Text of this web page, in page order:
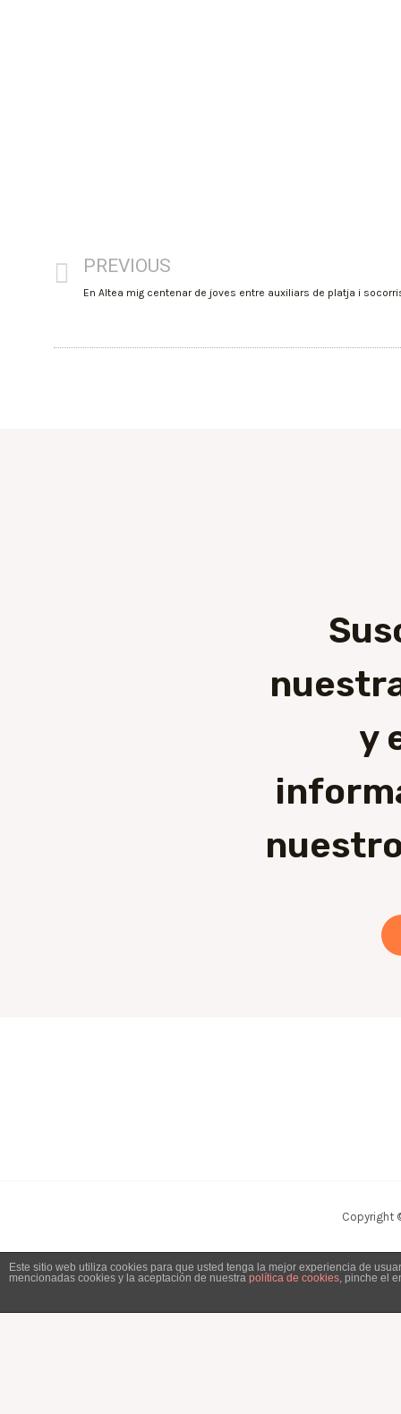
PREVIOUS
y
Copyright
Este sitio web utiliza cookies para que usted tenga la mejor experiencia de
mencionadas cookies y la aceptación de nuestra política de cookies, pinche el